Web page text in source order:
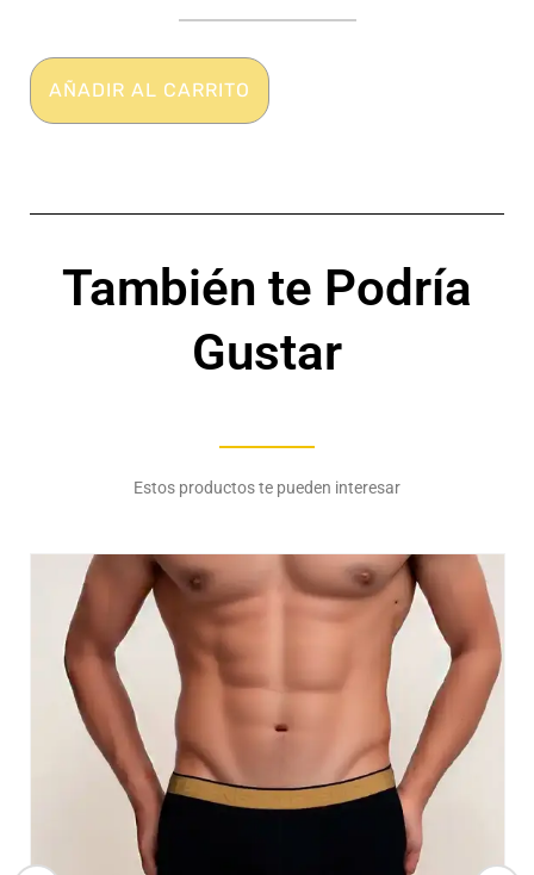
-
Elastano
cantidad
AÑADIR AL CARRITO
También te Podría
Gustar
Estos productos te pueden interesar